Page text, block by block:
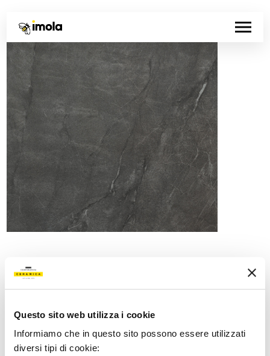
Questo sito web utilizza i cookie
Informiamo che in questo sito possono essere utilizzati
diversi tipi di cookie:
149459 | MUSE 120DG LP
Collezione
00645